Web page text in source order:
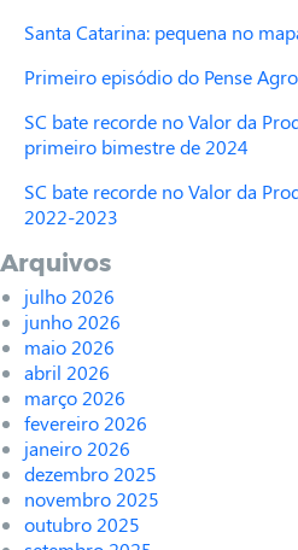
Santa Catarina: pequena no
Primeiro episódio do Pense
SC bate recorde no Valor da
primeiro bimestre de 2024
SC bate recorde no Valor da
2022-2023
Arquivos
julho 2026
junho 2026
maio 2026
abril 2026
março 2026
fevereiro 2026
janeiro 2026
dezembro 2025
novembro 2025
outubro 2025